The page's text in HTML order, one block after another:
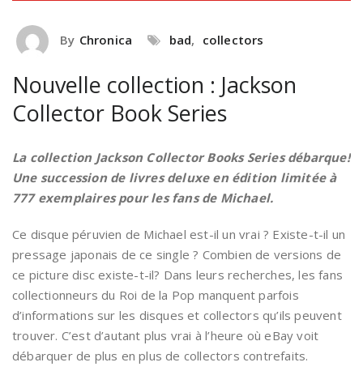
By Chronica bad, collectors
Nouvelle collection : Jackson
Collector Book Series
La collection Jackson Collector Books Series débarque!
Une succession de livres deluxe en édition limitée à
777 exemplaires pour les fans de Michael.
Ce disque péruvien de Michael est-il un vrai ? Existe-t-il un
pressage japonais de ce single ? Combien de versions de
ce picture disc existe-t-il? Dans leurs recherches, les fans
collectionneurs du Roi de la Pop manquent parfois
d’informations sur les disques et collectors qu’ils peuvent
trouver. C’est d’autant plus vrai à l’heure où eBay voit
débarquer de plus en plus de collectors contrefaits.